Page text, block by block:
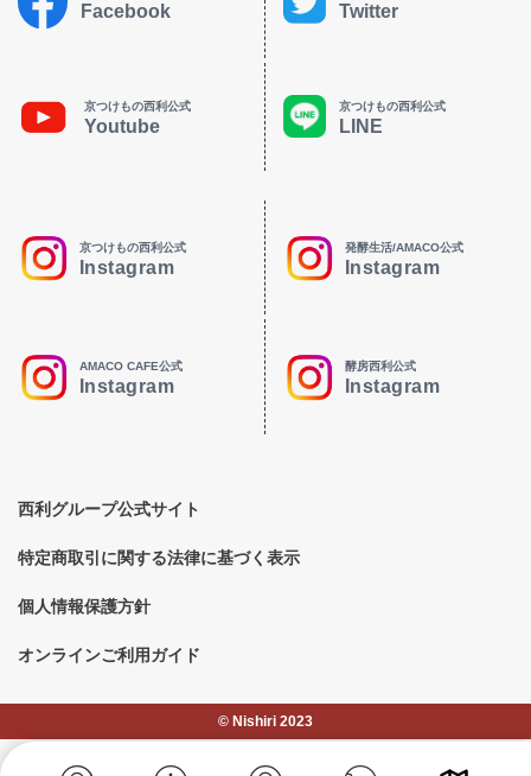
Facebook Twitter
京つけもの西利公式
Youtube
京つけもの西利公式
LINE
京つけもの西利公式
Instagram
発酵生活/AMACO公式
Instagram
AMACO CAFE公式
Instagram
酵房西利公式
Instagram
西利グループ公式サイト
特定商取引に関する法律に基づく表示
個人情報保護方針
オンラインご利用ガイド
©︎ Nishiri 2023